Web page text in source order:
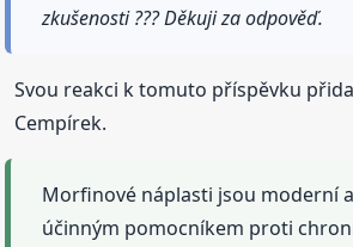
zkušenosti ??? Děkuji za odpověď.
Svou reakci k tomuto příspěvku
Cempírek.
Morfinové náplasti jsou moderní
účinným pomocníkem proti